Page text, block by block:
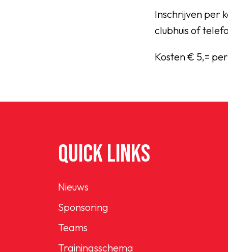
Inschrijven per
clubhuis of
Kosten € 5,=
QUICK LINKS
Nieuws
Sponsoring
Teams
Trainingsschema